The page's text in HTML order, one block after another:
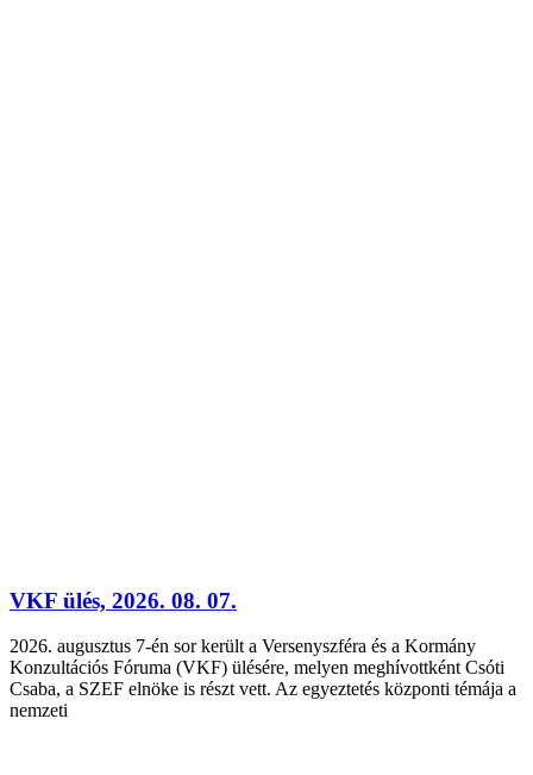
VKF ülés, 2026. 08. 07.
2026. augusztus 7-én sor került a Versenyszféra és a Kormány
Konzultációs Fóruma (VKF) ülésére, melyen meghívottként Csóti
Csaba, a SZEF elnöke is részt vett. Az egyeztetés központi témája a
nemzeti